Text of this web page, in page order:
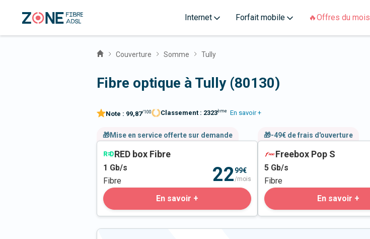
Internet Forfait mobile 🔥Offres du mois
Couverture Somme Tully
Fibre optique à Tully (80130)
Note : 99,87/100 Classement : 2323ème En savoir +
🎁Mise en service offerte sur demande
RED box Fibre
1 Gb/s
Fibre
2299€
/mois
En savoir +
🎁-49€ de frais d'ouverture
Freebox Pop S
5 Gb/s
Fibre
En savoir +